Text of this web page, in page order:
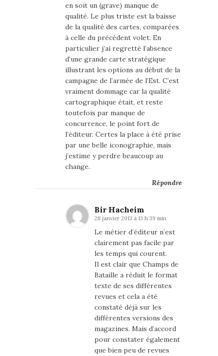
en soit un (grave) manque de
qualité. Le plus triste est la baisse
de la qualité des cartes, comparées
à celle du précédent volet. En
particulier j’ai regretté l’absence
d’une grande carte stratégique
illustrant les options au début de la
campagne de l’armée de l’Est. C’est
vraiment dommage car la qualité
cartographique était, et reste
toutefois par manque de
concurrence, le point fort de
l’éditeur. Certes la place à été prise
par une belle iconographie, mais
j’estime y perdre beaucoup au
change.
Répondre
Bir Hacheim
28 janvier 2013 à 13 h 39 min
Le métier d’éditeur n’est
clairement pas facile par
les temps qui courent.
Il est clair que Champs de
Bataille a réduit le format
texte de ses différentes
revues et cela a été
constaté déjà sur les
différentes versions des
magazines. Mais d’accord
pour constater également
que bien peu de revues